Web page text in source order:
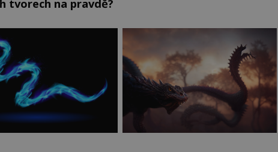
tvorech na pravdě?